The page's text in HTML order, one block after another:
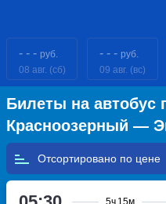
- - - руб.
08 авг. (сб)
- - - руб.
09 авг. (вс)
Билеты на автобус
Красноозерный —
Отсортировано по
5ч 15м